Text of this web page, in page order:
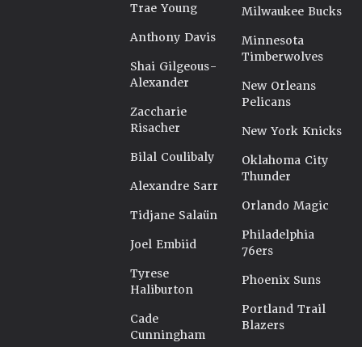
Trae Young
Anthony Davis
Shai Gilgeous-
Alexander
Zaccharie
Risacher
Bilal Coulibaly
Alexandre Sarr
Tidjane Salaün
Joel Embiid
Tyrese
Haliburton
Cade
Cunningham
Milwaukee Bucks
Minnesota
Timberwolves
New Orleans
Pelicans
New York Knicks
Oklahoma City
Thunder
Orlando Magic
Philadelphia
76ers
Phoenix Suns
Portland Trail
Blazers